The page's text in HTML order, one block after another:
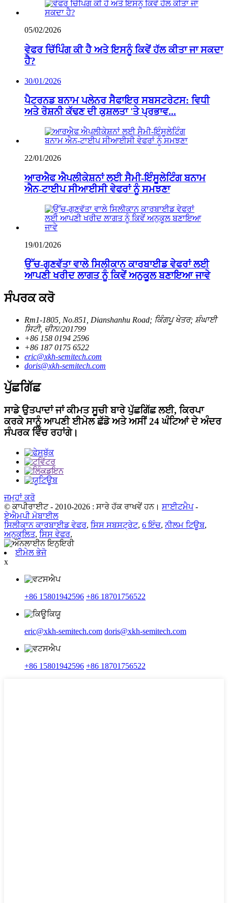
05/02/2026
ਵੇਫਰ ਚਿੱਪਿੰਗ ਕੀ ਹੈ ਅਤੇ ਇਸਨੂੰ ਕਿਵੇਂ ਹੱਲ ਕੀਤਾ ਜਾ ਸਕਦਾ
ਹੈ?
30/01/2026
ਪੈਟਰਨਡ ਬਨਾਮ ਪਲੇਨਰ ਸੈਫਾਇਰ ਸਬਸਟਰੇਟਸ: ਵਿਧੀ
ਅਤੇ ਰੋਸ਼ਨੀ ਕੱਢਣ ਦੀ ਕੁਸ਼ਲਤਾ 'ਤੇ ਪ੍ਰਭਾਵ...
22/01/2026
ਆਰਐਫ ਐਪਲੀਕੇਸ਼ਨਾਂ ਲਈ ਸੈਮੀ-ਇੰਸੂਲੇਟਿੰਗ ਬਨਾਮ
ਐਨ-ਟਾਈਪ ਸੀਆਈਸੀ ਵੇਫਰਾਂ ਨੂੰ ਸਮਝਣਾ
19/01/2026
ਉੱਚ-ਗੁਣਵੱਤਾ ਵਾਲੇ ਸਿਲੀਕਾਨ ਕਾਰਬਾਈਡ ਵੇਫਰਾਂ ਲਈ
ਆਪਣੀ ਖਰੀਦ ਲਾਗਤ ਨੂੰ ਕਿਵੇਂ ਅਨੁਕੂਲ ਬਣਾਇਆ ਜਾਵੇ
ਸੰਪਰਕ ਕਰੋ
Rm1-1805, No.851, Dianshanhu Road; ਕਿੰਗਪੂ ਖੇਤਰ; ਸ਼ੰਘਾਈ
ਸਿਟੀ, ਚੀਨ//201799
+86 158 0194 2596
+86 187 0175 6522
eric@xkh-semitech.com
doris@xkh-semitech.com
ਪੁੱਛਗਿੱਛ
ਸਾਡੇ ਉਤਪਾਦਾਂ ਜਾਂ ਕੀਮਤ ਸੂਚੀ ਬਾਰੇ ਪੁੱਛਗਿੱਛ ਲਈ, ਕਿਰਪਾ
ਕਰਕੇ ਸਾਨੂੰ ਆਪਣੀ ਈਮੇਲ ਛੱਡੋ ਅਤੇ ਅਸੀਂ 24 ਘੰਟਿਆਂ ਦੇ ਅੰਦਰ
ਸੰਪਰਕ ਵਿੱਚ ਰਹਾਂਗੇ।
ਜਮ੍ਹਾਂ ਕਰੋ
© ਕਾਪੀਰਾਈਟ - 2010-2026 : ਸਾਰੇ ਹੱਕ ਰਾਖਵੇਂ ਹਨ। ਸਾਈਟਮੈਪ-
ਏਐਮਪੀ ਮੋਬਾਈਲ
ਸਿਲੀਕਾਨ ਕਾਰਬਾਈਡ ਵੇਫਰ, ਸਿਸ ਸਬਸਟ੍ਰੇਟ, 6 ਇੰਚ,ਨੀਲਮ ਟਿਊਬ,
ਅਨੁਕੂਲਿਤ, ਸਿਸ ਵੇਫਰ,
ਈਮੇਲ ਭੇਜੋ
x
+86 15801942596 +86 18701756522
eric@xkh-semitech.com doris@xkh-semitech.com
+86 15801942596 +86 18701756522